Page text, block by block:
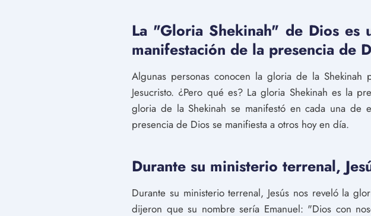
La "Gloria Shekinah" de Dios es
manifestación de la presencia de
Algunas personas conocen la gloria de la
Jesucristo. ¿Pero qué es? La gloria Shekinah es la
gloria de la Shekinah se manifestó en cada una de
presencia de Dios se manifiesta a otros hoy en día.
Durante su ministerio terrenal,
Durante su ministerio terrenal, Jesús nos reveló la
dijeron que su nombre sería Emanuel: "Dios con